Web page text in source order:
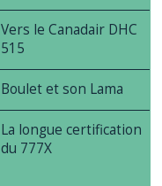
Vers le Canadair DHC
515
Boulet et son Lama
La longue certification
du 777X